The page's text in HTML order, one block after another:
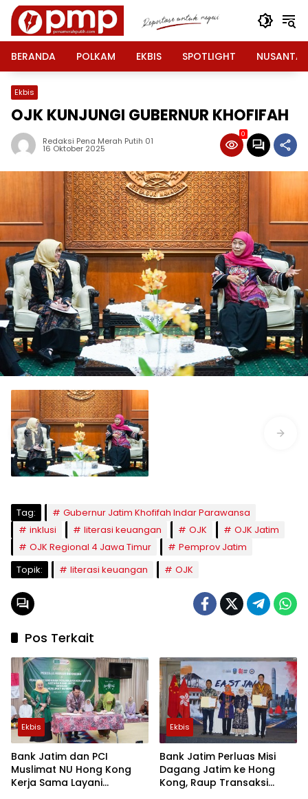
Langsung
konten
BERANDA
POLKAM EKBIS SPOTLIGHT
Ekbis
OJK KUNJUNGI GUBERNUR KHOFIFAH
Redaksi Pena Merah Putih 01
16 Oktober 2025
0
Tag:
Gubernur Jatim Khofifah Indar Parawansa
inklusi
literasi keuangan OJK
OJK Jatim
OJK Regional 4 Jawa Timur
Pemprov Jatim
Topik:
literasi keuangan OJK
Pos Terkait
Ekbis
Bank Jatim dan PCI
Muslimat NU Hong Kong
Kerja Sama Layani
Ekbis
Bank Jatim Perluas Misi
Dagang Jatim ke Hong
Kong, Raup Transaksi